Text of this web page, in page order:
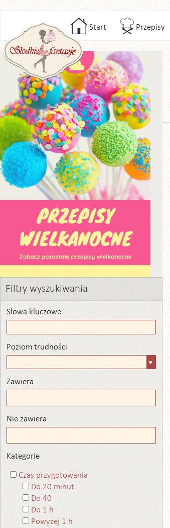
Start Przepisy
Filtry wyszukiwania
Słowa kluczowe
Poziom trudności
trudności
Zawiera
Nie zawiera
Kategorie
Czas przygotowania
Do 20 minut
Do 40
Do 1 h
Powyżej 1 h